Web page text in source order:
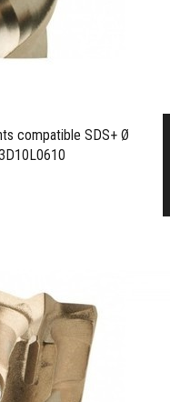
compatible SDS+ Ø